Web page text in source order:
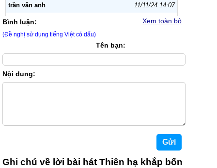
trần vân anh 11/11/24 14:07
hay qué học bài tui toàn nghe bài này, cực dễ ngủ
Nghe đi nghe lại bài hát vẫn hay.Tui đi ngủ phải bật bài
này mới ngủ được
Xem toàn bộ
Bình luận:
(Đề nghị sử dụng tiếng Việt có dấu)
Tên bạn:
Nội dung:
Ghi chú về lời bài hát Thiên hạ khắp bốn